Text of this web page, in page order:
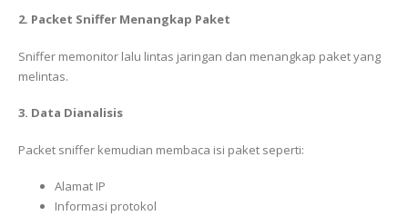
2. Packet Sniffer Menangkap Paket
Sniffer memonitor lalu lintas jaringan dan menangkap paket yang
melintas.
3. Data Dianalisis
Packet sniffer kemudian membaca isi paket seperti:
Alamat IP
Informasi protokol